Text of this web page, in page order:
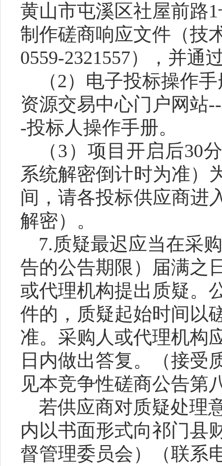
黄山市屯溪区社屋前路
制作磋商响应文件（技
0559-2321557）
，并通
（2） 电子投标操作
资源交易中心门户网站
-投标人操作手册。
（3） 项目 开启后30
系统解密倒计时为准）
间，请各投标供应商进
解密）。
7.质疑最迟应当在采
告的公告期限）届满之
或代理机构提出质疑。
件的，质疑起始时间以
准。采购人或代理机构
日内做出答复。（接受
见本竞争性磋商公告第
若供应商对质疑处理
内以书面形式向祁门县
督管理委员会）
（联系